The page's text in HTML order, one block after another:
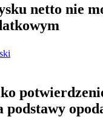
netto nie
podstawy